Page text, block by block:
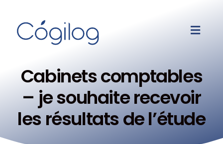
Cabinets comptables
– je souhaite recevoir
les résultats de l’étude